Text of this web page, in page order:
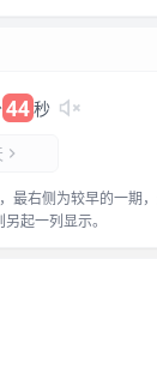
44秒
右侧为较早的一期，
起一列显示。